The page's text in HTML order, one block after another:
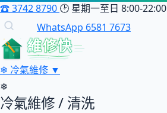
☎3742 8790 🕑 星期一至日 8:00-22:00
WhatsApp 6581 7673
維修快
❄ 冷氣維修 ▼
❄
冷氣維修 / 清洗